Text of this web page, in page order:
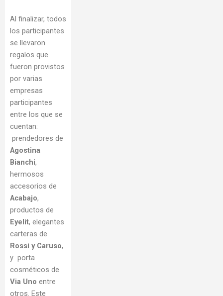
Al finalizar, todos
los participantes
se llevaron
regalos que
fueron provistos
por varias
empresas
participantes
entre los que se
cuentan:
prendedores de
Agostina
Bianchi,
hermosos
accesorios de
Acabajo,
productos de
Eyelit, elegantes
carteras de
Rossi y Caruso,
y porta
cosméticos de
Via Uno entre
otros. Este